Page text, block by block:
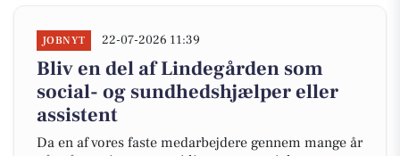
JOBNYT 22-07-2026 11:39
Bliv en del af Lindegården som
social- og sundhedshjælper eller
assistent
Da en af vores faste medarbejdere gennem mange år